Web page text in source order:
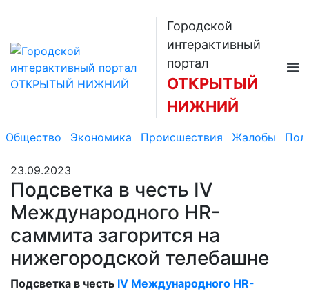
Городской
интерактивный
портал
ОТКРЫТЫЙ
НИЖНИЙ
Общество Экономика Происшествия Жалобы
23.09.2023
Подсветка в честь IV
Международного HR-
саммита загорится на
нижегородской телебашне
Подсветка в честь IV Международного HR-